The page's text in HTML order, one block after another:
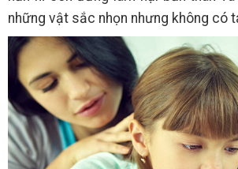
những vật sắc nhọn nhưng không có